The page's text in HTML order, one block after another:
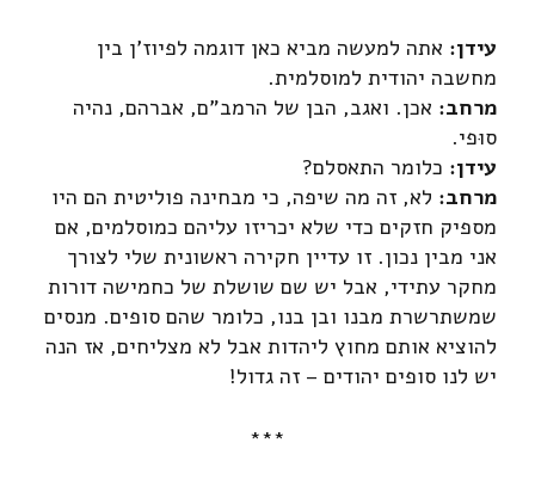
עידן: אתה למעשה מביא כאן דוגמה לפיוז'ן בין
מחשבה יהודית למוסלמית.
מרחב: אכן. ואגב, הבן של הרמב"ם, אברהם, נהיה
סוּפי.
עידן: כלומר התאסלם?
מרחב: לא, זה מה שיפה, כי מבחינה פוליטית הם היו
מספיק חזקים כדי שלא יכריזו עליהם כמוסלמים, אם
אני מבין נכון. זו עדיין חקירה ראשונית שלי לצורך
מחקר עתידי, אבל יש שם שושלת של כחמישה דורות
שמשתרשרת מבנו ובן בנו, כלומר שהם סופים. מנסים
להוציא אותם מחוץ ליהדות אבל לא מצליחים, אז הנה
יש לנו סופים יהודים – זה גדול!
***